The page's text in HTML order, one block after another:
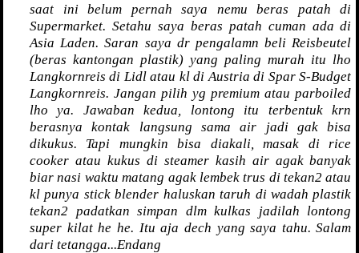
saat ini belum pernah saya nemu beras patah di
Supermarket. Setahu saya beras patah cuman ada di
Asia Laden. Saran saya dr pengalamn beli Reisbeutel
(beras kantongan plastik) yang paling murah itu lho
Langkornreis di Lidl atau kl di Austria di Spar S-Budget
Langkornreis. Jangan pilih yg premium atau parboiled
lho ya. Jawaban kedua, lontong itu terbentuk krn
berasnya kontak langsung sama air jadi gak bisa
dikukus. Tapi mungkin bisa diakali, masak di rice
cooker atau kukus di steamer kasih air agak banyak
biar nasi waktu matang agak lembek trus di tekan2 atau
kl punya stick blender haluskan taruh di wadah plastik
tekan2 padatkan simpan dlm kulkas jadilah lontong
super kilat he he. Itu aja dech yang saya tahu. Salam
dari tetangga...Endang